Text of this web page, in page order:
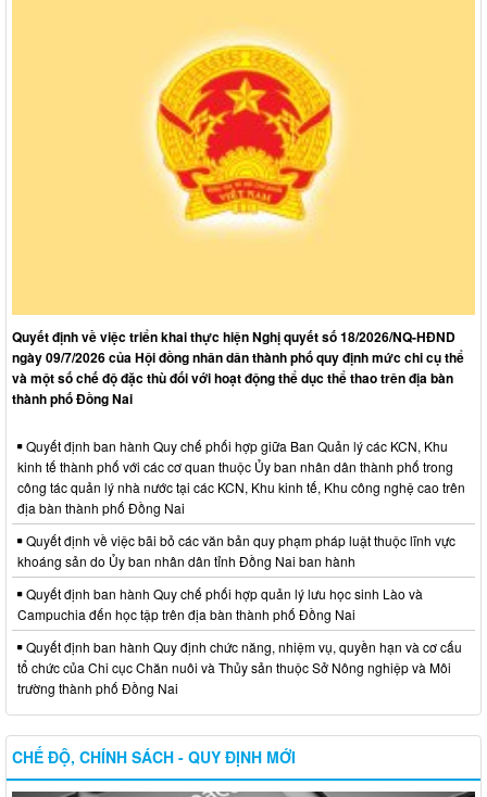
Quyết định về việc triển khai thực hiện Nghị quyết số 18/2026/NQ-HĐND
ngày 09/7/2026 của Hội đồng nhân dân thành phố quy định mức chi cụ thể
và một số chế độ đặc thù đối với hoạt động thể dục thể thao trên địa bàn
thành phố Đồng Nai
Quyết định ban hành Quy chế phối hợp giữa Ban Quản lý các KCN, Khu
kinh tế thành phố với các cơ quan thuộc Ủy ban nhân dân thành phố trong
công tác quản lý nhà nước tại các KCN, Khu kinh tế, Khu công nghệ cao trên
địa bàn thành phố Đồng Nai
Quyết định về việc bãi bỏ các văn bản quy phạm pháp luật thuộc lĩnh vực
khoáng sản do Ủy ban nhân dân tỉnh Đồng Nai ban hành
Quyết định ban hành Quy chế phối hợp quản lý lưu học sinh Lào và
Campuchia đến học tập trên địa bàn thành phố Đồng Nai
Quyết định ban hành Quy định chức năng, nhiệm vụ, quyền hạn và cơ cấu
tổ chức của Chi cục Chăn nuôi và Thủy sản thuộc Sở Nông nghiệp và Môi
trường thành phố Đồng Nai
CHẾ ĐỘ, CHÍNH SÁCH - QUY ĐỊNH MỚI